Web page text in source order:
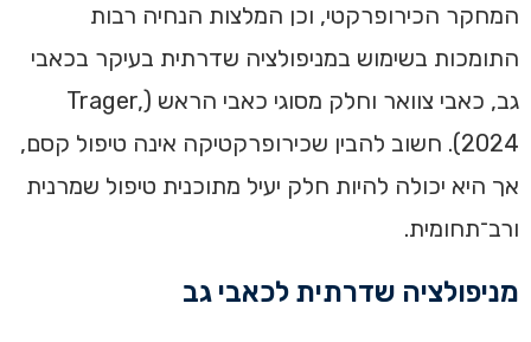
המחקר הכירופרקטי, וכן המלצות הנחיה רבות
התומכות בשימוש במניפולציה שדרתית בעיקר בכאבי
גב, כאבי צוואר וחלק מסוגי כאבי הראש (Trager,
2024). חשוב להבין שכירופרקטיקה אינה טיפול קסם,
אך היא יכולה להיות חלק יעיל מתוכנית טיפול שמרנית
ורב־תחומית.
מניפולציה שדרתית לכאבי גב